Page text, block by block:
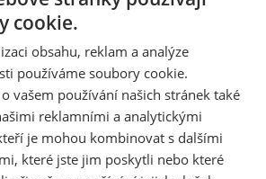
logistiku.
důvodů byla společnost
na dvě samostatné
byla společnost BEZNOSKA-
zabývající se obchodní
v Domě techniky
a druhou poté
POLDI s.r.o., zabývající se
cookie.
obsahu, reklam a analýze
používáme soubory cookie.
vašem používání našich stránek také
reklamními a analytickými
je mohou kombinovat s dalšími
které jste jim poskytli nebo které